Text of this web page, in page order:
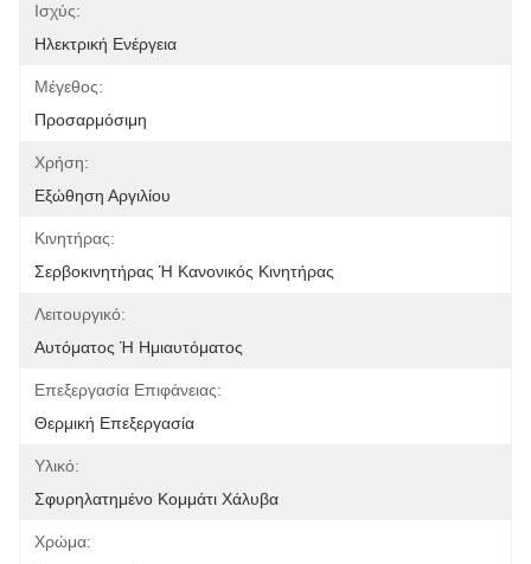
Ισχύς:
Ηλεκτρική Ενέργεια
Μέγεθος:
Προσαρμόσιμη
Χρήση:
Εξώθηση Αργιλίου
Κινητήρας:
Σερβοκινητήρας Ή Κανονικός Κινητήρας
Λειτουργικό:
Αυτόματος Ή Ημιαυτόματος
Επεξεργασία Επιφάνειας:
Θερμική Επεξεργασία
Υλικό:
Σφυρηλατημένο Κομμάτι Χάλυβα
Χρώμα: